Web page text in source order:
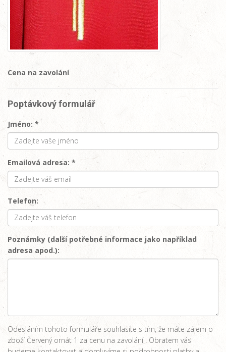
Cena na zavolání
Poptávkový formulář
Jméno: *
Emailová adresa: *
Telefon:
Poznámky (další potřebné informace jako například
adresa apod.):
Odesláním tohoto formuláře souhlasíte s tím, že máte zájem o
zboží Červený ornát 1 za cenu na zavolání . Obratem vás